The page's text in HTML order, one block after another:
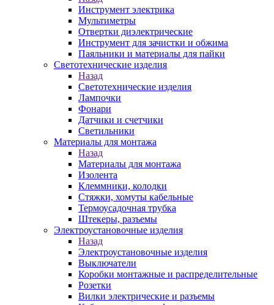
Инструмент электрика
Мультиметры
Отвертки диэлектрические
Инструмент для зачистки и обжима
Паяльники и материалы для пайки
Светотехнические изделия
Назад
Светотехнические изделия
Лампочки
Фонари
Датчики и счетчики
Светильники
Материалы для монтажа
Назад
Материалы для монтажа
Изолента
Клеммники, колодки
Стяжки, хомуты кабельные
Термоусадочная трубка
Штекеры, разъемы
Электроустановочные изделия
Назад
Электроустановочные изделия
Выключатели
Коробки монтажные и распределительные
Розетки
Вилки электрические и разъемы